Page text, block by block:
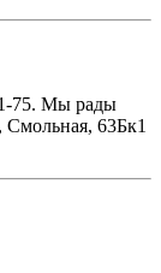
75. Мы рады
Смольная, 63Бк1